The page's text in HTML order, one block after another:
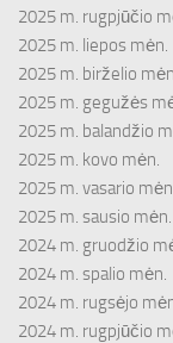
2025 m. rugpjūčio
2025 m. liepos mėn.
2025 m. birželio
2025 m. gegužės
2025 m. balandžio
2025 m. kovo mėn.
2025 m. vasario
2025 m. sausio mėn.
2024 m. gruodžio
2024 m. spalio mėn.
2024 m. rugsėjo
2024 m. rugpjūčio